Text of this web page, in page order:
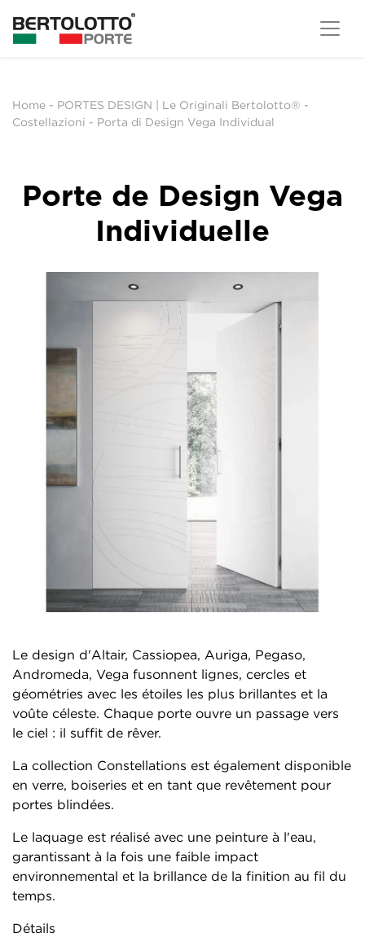
Home - PORTES DESIGN | Le Originali Bertolotto® -
Costellazioni - Porta di Design Vega Individual
Porte de Design Vega
Individuelle
Le design d'Altair, Cassiopea, Auriga, Pegaso,
Andromeda, Vega fusonnent lignes, cercles et
géométries avec les étoiles les plus brillantes et la
voûte céleste. Chaque porte ouvre un passage vers
le ciel : il suffit de rêver.
La collection Constellations est également disponible
en verre, boiseries et en tant que revêtement pour
portes blindées.
Le laquage est réalisé avec une peinture à l'eau,
garantissant à la fois une faible impact
environnemental et la brillance de la finition au fil du
temps.
Détails